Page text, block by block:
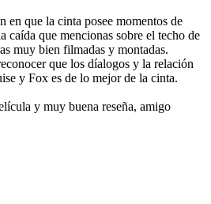
en que la cinta posee momentos de
caída que mencionas sobre el techo de
muy bien filmadas y montadas.
que los díalogos y la relación
y Fox es de lo mejor de la cinta.
y muy buena reseña, amigo